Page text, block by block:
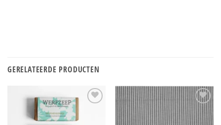
GERELATEERDE PRODUCTEN